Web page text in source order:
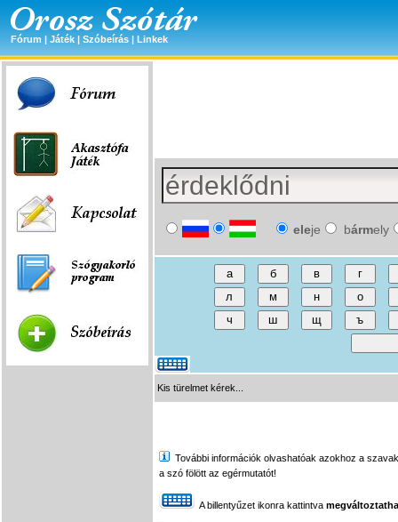
Fórum | Játék | Szóbeírás | Linkek
eleje bármely
Kis türelmet kérek...
További információk olvashatóak azokhoz a
a szó fölött az egérmutatót!
A billentyűzet ikonra kattintva